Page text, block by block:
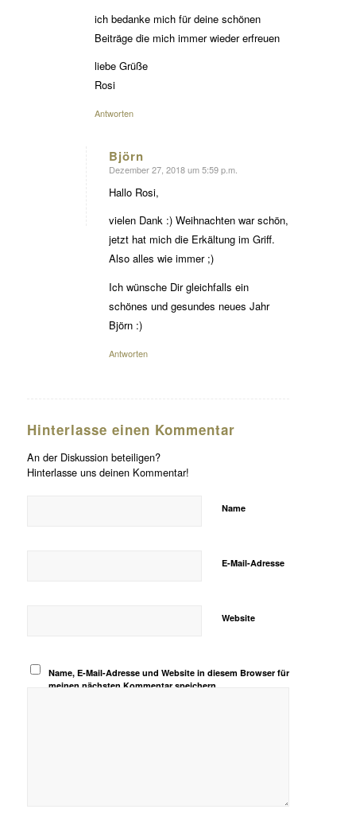
ich bedanke mich für deine schönen
Beiträge die mich immer wieder erfreuen
liebe Grüße
Rosi
Antworten
Björn
sagte:
Dezember 27, 2018 um 5:59 p.m.
Hallo Rosi,
vielen Dank :) Weihnachten war schön,
jetzt hat mich die Erkältung im Griff.
Also alles wie immer ;)
Ich wünsche Dir gleichfalls ein
schönes und gesundes neues Jahr
Björn :)
Antworten
Hinterlasse einen Kommentar
An der Diskussion beteiligen?
Hinterlasse uns deinen Kommentar!
Name
E-Mail-Adresse
Website
Name, E-Mail-Adresse und Website in diesem Browser für
meinen nächsten Kommentar speichern.